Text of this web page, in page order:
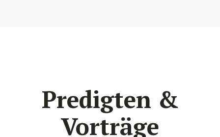
Predigten &
Vorträge